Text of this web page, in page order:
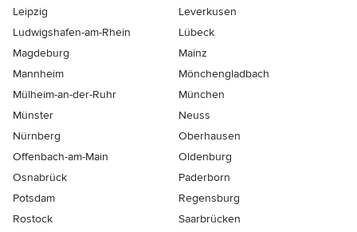
Leipzig
Leverkusen
Ludwigshafen-am-Rhein
Lübeck
Magdeburg
Mainz
Mannheim
Mönchen­gladbach
Mülheim-an-der-Ruhr
München
Münster
Neuss
Nürnberg
Oberhausen
Offenbach-am-Main
Oldenburg
Osnabrück
Paderborn
Potsdam
Regensburg
Rostock
Saarbrücken